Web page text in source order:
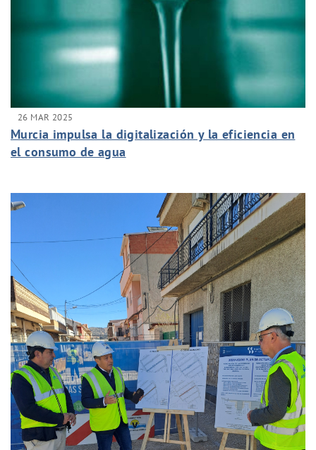
26 MAR 2025
Murcia impulsa la digitalización y la eficiencia en
el consumo de agua